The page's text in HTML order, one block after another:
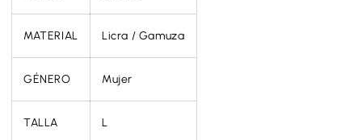
MATERIAL Licra / Gamuza
GÉNERO Mujer
TALLA L